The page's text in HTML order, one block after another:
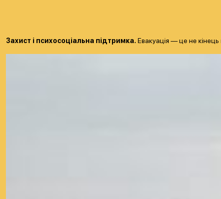
Захист і психосоціальна підтримка. Евакуація — це не кінець